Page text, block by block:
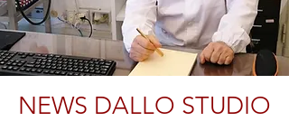
NEWS DALLO STUDIO